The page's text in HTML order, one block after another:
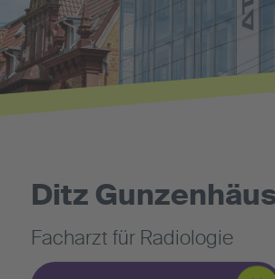
Ditz
Facharzt für Radiologie